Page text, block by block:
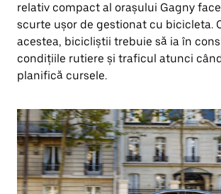
relativ compact al orașului Gagny
scurte ușor de gestionat cu bicicleta.
acestea, bicicliștii trebuie să ia în
condițiile rutiere și traficul atunci
planifică cursele.